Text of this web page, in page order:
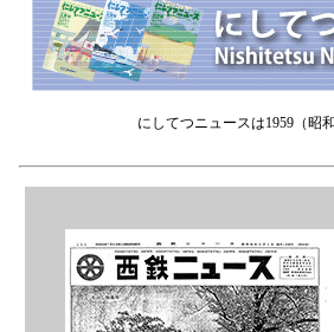
にしてつニュースは1959（昭